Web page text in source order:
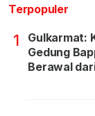
Terpopuler
1
Gulkarmat:
Gedung
Berawal